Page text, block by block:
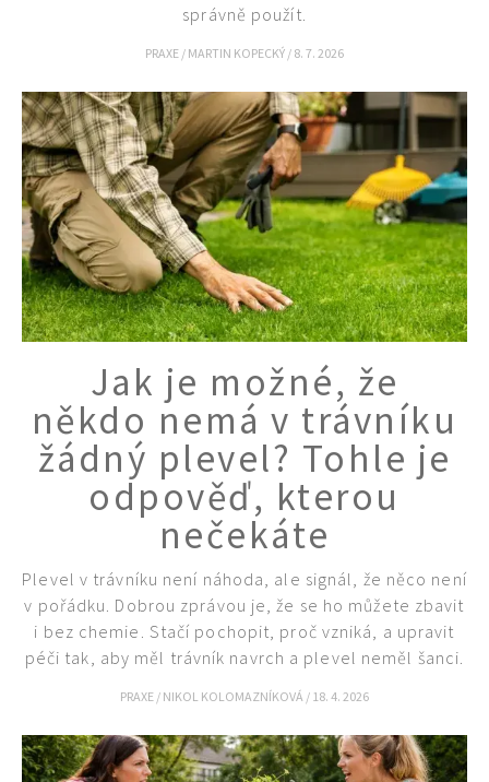
správně použít.
PRAXE / MARTIN KOPECKÝ / 8. 7. 2026
Jak je možné, že
někdo nemá v trávníku
žádný plevel? Tohle je
odpověď, kterou
nečekáte
Plevel v trávníku není náhoda, ale signál, že něco není
v pořádku. Dobrou zprávou je, že se ho můžete zbavit
i bez chemie. Stačí pochopit, proč vzniká, a upravit
péči tak, aby měl trávník navrch a plevel neměl šanci.
PRAXE / NIKOL KOLOMAZNÍKOVÁ / 18. 4. 2026